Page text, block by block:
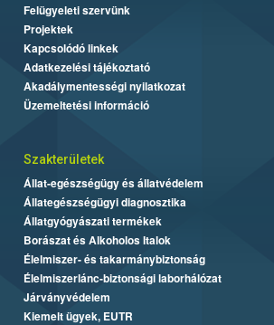
Felügyeleti szervünk
Projektek
Kapcsolódó linkek
Adatkezelési tájékoztató
Akadálymentességi nyilatkozat
Üzemeltetési információ
Szakterületek
Állat-egészségügy és állatvédelem
Állategészségügyi diagnosztika
Állatgyógyászati termékek
Borászat és Alkoholos Italok
Élelmiszer- és takarmánybiztonság
Élelmiszerlánc-biztonsági laborhálózat
Járványvédelem
Kiemelt ügyek, EUTR